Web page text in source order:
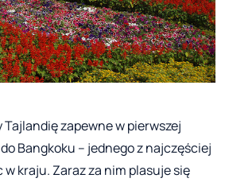
zapewne w pierwszej
Bangkoku – jednego z najczęściej
kraju. Zaraz za nim plasuje się